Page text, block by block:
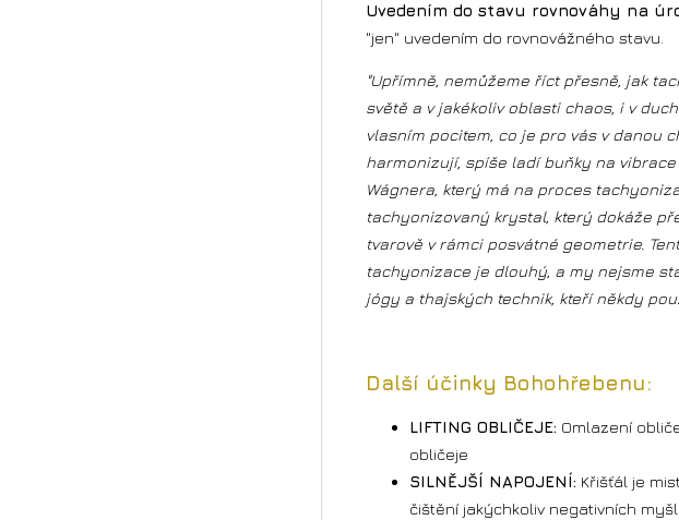
Uvedením do stavu rovnováhy na
"jen" uvedením do rovnovážného stavu.
"Upřímně, nemůžeme říct přesně, jak
světě a v jakékoliv oblasti chaos, i v
vlasním pocitem, co je pro vás v danou
harmonizují, spíše ladí buňky na
Wágnera, který má na proces
tachyonizovaný krystal, který dokáže
tvarově v rámci posvátné geometrie.
tachyonizace je dlouhý, a my nejsme
jógy a thajských technik, kteří
Další účinky Bohohřebenu:
LIFTING OBLIČEJE: Omlazení
obličeje
SILNĚJŠÍ NAPOJENÍ: Křišťál je
čištění jakýchkoliv negativních